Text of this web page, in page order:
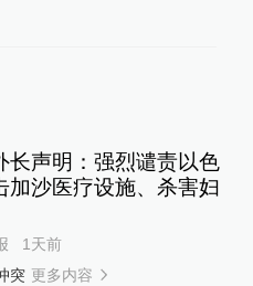
长声明：强烈谴责以色
加沙医疗设施、杀害妇
1天前
突 更多内容